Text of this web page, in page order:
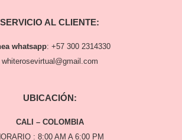
SERVICIO AL CLIENTE:
whatsapp: +57 300 2314330
whiterosevirtual@gmail.com
UBICACIÓN:
CALI – COLOMBIA
: 8:00 AM A 6:00 PM